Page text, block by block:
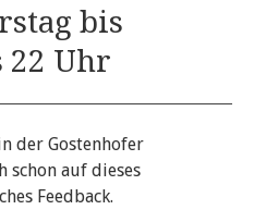
bis
22 Uhr
der Gostenhofer
schon auf dieses
Feedback.